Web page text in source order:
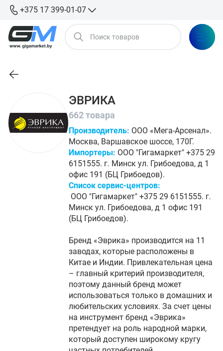
+375 17 399-01-07
ЭВРИКА
662 товара
Производитель: ООО «Мега-Арсенал».
Москва, Варшавское шоссе, 170Г.
Импортеры: ООО "Гигамаркет" +375 29
6151555. г. Минск ул. Грибоедова, д 1
офис 191 (БЦ Грибоедов).
Список сервис-центров:
ООО "Гигамаркет" +375 29 6151555. г.
Минск ул. Грибоедова, д 1 офис 191
(БЦ Грибоедов).
Бренд «Эврика» производится на 11
заводах, которые расположены в
Китае и Индии. Привлекательная цена
– главный критерий производителя,
поэтому данный бренд может
использоваться только в домашних и
любительских условиях. За счет цены
на инструмент бренд «Эврика»
претендует на роль народной марки,
который доступен широкому кругу